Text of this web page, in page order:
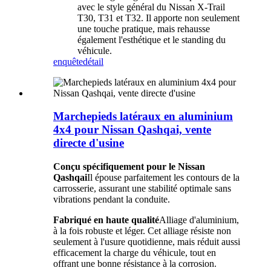
avec le style général du Nissan X-Trail
T30, T31 et T32. Il apporte non seulement
une touche pratique, mais rehausse
également l'esthétique et le standing du
véhicule.
enquêtedétail
Marchepieds latéraux en aluminium
4x4 pour Nissan Qashqai, vente
directe d'usine
Conçu spécifiquement pour le Nissan
QashqaiIl épouse parfaitement les contours de la
carrosserie, assurant une stabilité optimale sans
vibrations pendant la conduite.
Fabriqué en haute qualitéAlliage d'aluminium,
à la fois robuste et léger. Cet alliage résiste non
seulement à l'usure quotidienne, mais réduit aussi
efficacement la charge du véhicule, tout en
offrant une bonne résistance à la corrosion.